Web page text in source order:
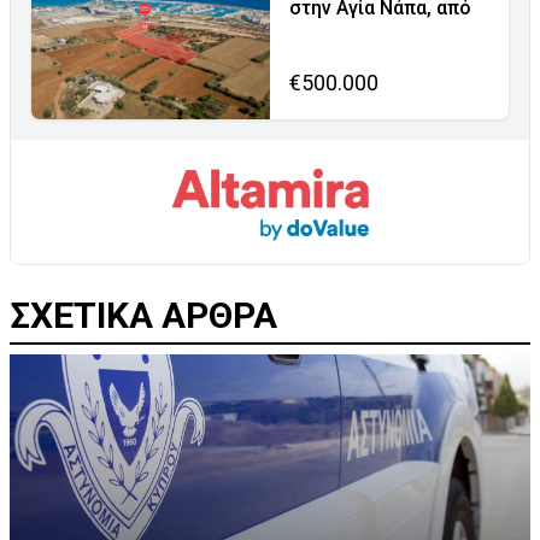
στην Αγία Νάπα, από
€500.000
ΣΧΕΤΙΚΑ ΑΡΘΡΑ